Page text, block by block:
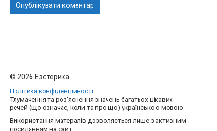
© 2026 Езотерика
Політика конфіденційності
Тлумачення та роз'яснення значень багатьох цікавих
речей (що означає, коли та про що) українською мовою.
Використання матералів дозволяється лише з активним
посиланням на сайт.